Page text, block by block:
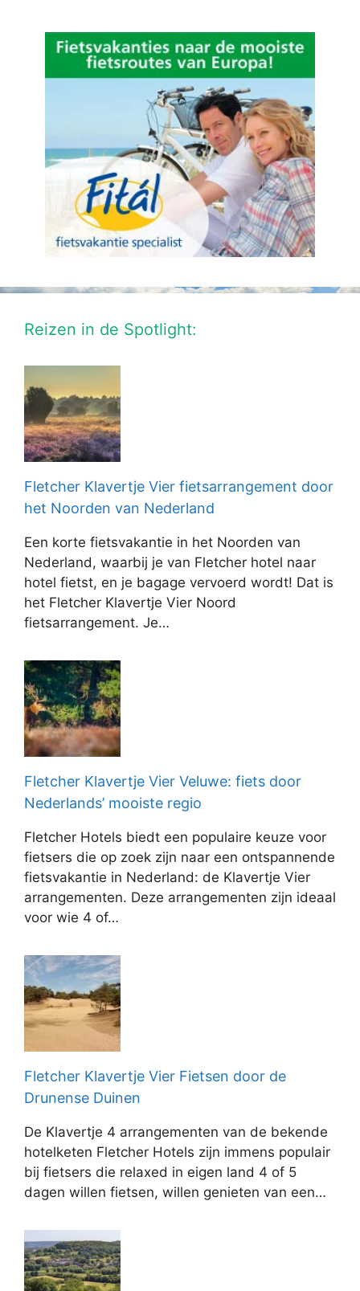
Reizen in de Spotlight:
Fletcher Klavertje Vier fietsarrangement door
het Noorden van Nederland
Een korte fietsvakantie in het Noorden van
Nederland, waarbij je van Fletcher hotel naar
hotel fietst, en je bagage vervoerd wordt! Dat is
het Fletcher Klavertje Vier Noord
fietsarrangement. Je…
Fletcher Klavertje Vier Veluwe: fiets door
Nederlands’ mooiste regio
Fletcher Hotels biedt een populaire keuze voor
fietsers die op zoek zijn naar een ontspannende
fietsvakantie in Nederland: de Klavertje Vier
arrangementen. Deze arrangementen zijn ideaal
voor wie 4 of…
Fletcher Klavertje Vier Fietsen door de
Drunense Duinen
De Klavertje 4 arrangementen van de bekende
hotelketen Fletcher Hotels zijn immens populair
bij fietsers die relaxed in eigen land 4 of 5
dagen willen fietsen, willen genieten van een…